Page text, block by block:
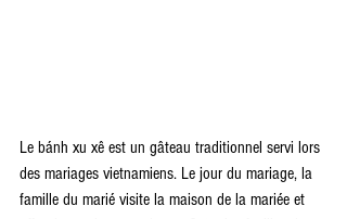
Le bánh xu xê est un gâteau traditionnel servi lors
des mariages vietnamiens. Le jour du mariage, la
famille du marié visite la maison de la mariée et